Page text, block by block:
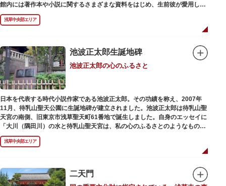
館内には著作本や小説に関するさまざまな資料をはじめ、生前彼が愛用して
いた万年筆やパイプ、帽子などが展示されています。書斎も復元されてお
り、池波正太郎をより身近に感じられるスポットです。また「池波グッズ」
とよばれる、作品の舞台を紹介した古地図やポストカード、扇子など様々な
浅草中央部エリア
池波正太郎生誕地碑
池波正太郎の心のふるさと
日本を代表する時代小説作家である池波正太郎。その功績を称え、2007年
11月、待乳山聖天公園に生誕地碑が建立されました。池波正太郎は待乳山聖
天宮の南側、旧東京市浅草聖天町61番地で誕生しました。自身のエッセイに
「大川（隅田川）の水と待乳山聖天宮は、私の心のふるさとのようなもの
だ」（『東京の情景「大川と待乳山聖天宮」』より）と記しており、小説の
舞台にも待乳山や近くの今戸、橋場などをたびたび登場させています。
浅草中央部エリア
二天門